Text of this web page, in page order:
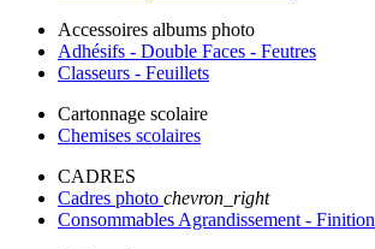
Accessoires albums photo
Adhésifs - Double Faces - Feutres
Classeurs - Feuillets
Cartonnage scolaire
Chemises scolaires
CADRES
Cadres photo chevron_right
Consommables Agrandissement - Finition